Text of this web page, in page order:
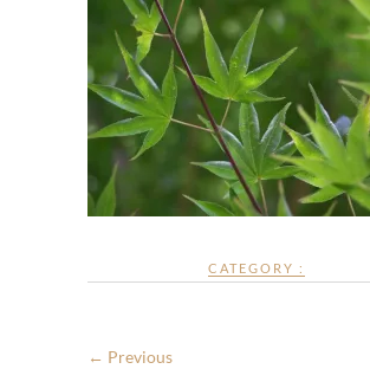
CATEGORY :
← Previous